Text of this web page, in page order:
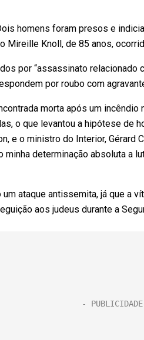
homens foram presos e
Mireille Knoll, de 85 anos,
por “assassinato relacionado
por roubo com
morta após um incêndio
o que levantou a hipótese de
e o ministro do Interior, Gérard
minha determinação absoluta a
ataque antissemita, já que a
aos judeus durante a